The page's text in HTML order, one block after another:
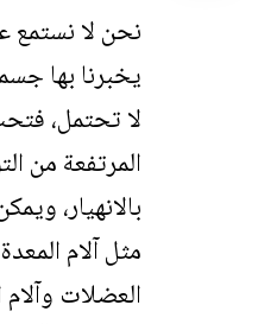
نحن لا نستمع
يخبرنا بها
لا تحتمل،
المرتفعة من
بالانهيار،
مثل آلام
العضلات